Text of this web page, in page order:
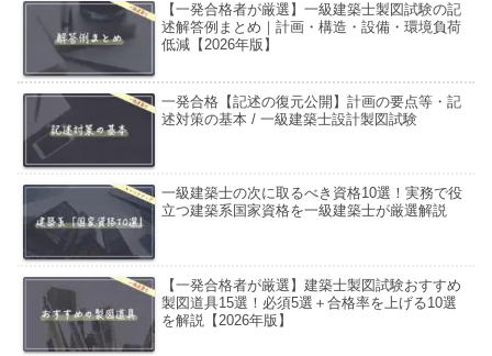
【一発合格者が厳選】一級建築士製図試験の記
述解答例まとめ｜計画・構造・設備・環境負荷
低減【2026年版】
一発合格【記述の復元公開】計画の要点等・記
述対策の基本 / 一級建築士設計製図試験
一級建築士の次に取るべき資格10選！実務で役
立つ建築系国家資格を一級建築士が厳選解説
【一発合格者が厳選】建築士製図試験おすすめ
製図道具15選！必須5選＋合格率を上げる10選
を解説【2026年版】